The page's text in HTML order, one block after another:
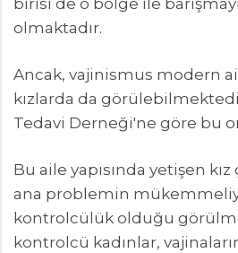
birisi de o bölge ile
olmaktadır.
Ancak, vajinismus modern
kızlarda da
Tedavi Derneği'ne göre bu
Bu aile yapısında yetişen
ana problemin
kontrolcülük olduğu
kontrolcü kadınlar,